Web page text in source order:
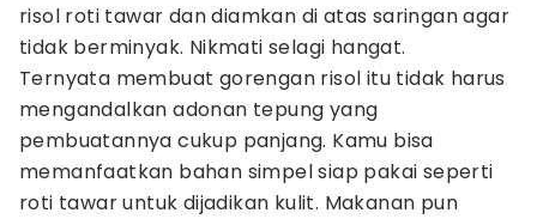
risol roti tawar dan diamkan di atas saringan agar
tidak berminyak. Nikmati selagi hangat.
Ternyata membuat gorengan risol itu tidak harus
mengandalkan adonan tepung yang
pembuatannya cukup panjang. Kamu bisa
memanfaatkan bahan simpel siap pakai seperti
roti tawar untuk dijadikan kulit. Makanan pun